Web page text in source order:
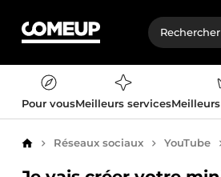
Pour vousMeilleurs services
AccueilRéseaux sociaux YouTube